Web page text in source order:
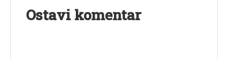
Ostavi komentar